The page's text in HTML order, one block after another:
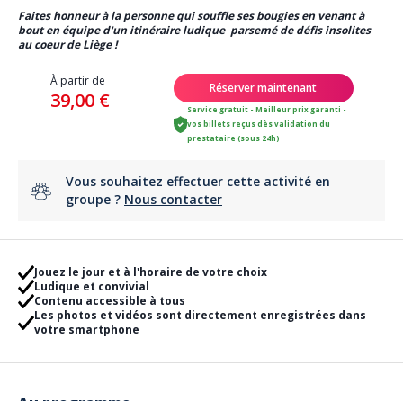
Faites honneur à la personne qui souffle ses bougies en venant à
bout en équipe d'un itinéraire ludique parsemé de défis insolites
au coeur de Liège !
À partir de
39,00 €
Réserver maintenant
Service gratuit - Meilleur prix garanti -
vos billets reçus dès validation du
prestataire (sous 24h)
Vous souhaitez effectuer cette activité en
groupe ? Nous contacter
Jouez le jour et à l'horaire de votre choix
Ludique et convivial
Contenu accessible à tous
Les photos et vidéos sont directement enregistrées dans
votre smartphone